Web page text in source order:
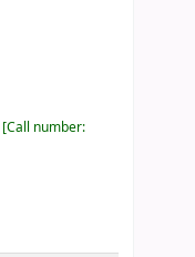
Call number: